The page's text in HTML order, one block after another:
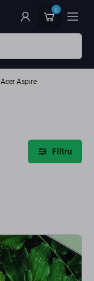
0
Acer Aspire
Filtru